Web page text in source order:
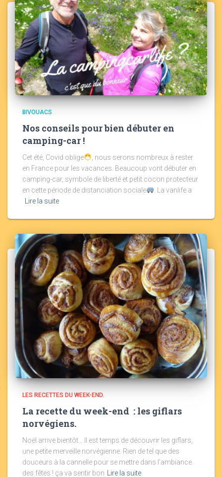
BIVOUACS
Nos conseils pour bien débuter en
camping-car !
Cet été, Covid oblige
, nous serons nombreux à rester
en France pour les vacances. Beaucoup vont débuter en
camping-car, symbole de liberté et petit cocon protecteur
en cette période de distanciation sociale
. La vanlife a
Lire la suite
LES RECETTES DU WEEK-END.
La recette du week-end : les giflars
norvégiens.
Noël arrive bientôt… Il est temps de découvrir les giflars,
une petite merveille norvégienne. Rien de tel que des
douceurs à la cannelle pour se mettre dans l’ambiance
des fêtes ! ça va sentir bon Lire la suite